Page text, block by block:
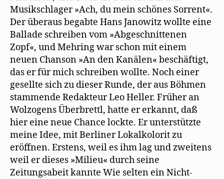
Musikschlager »Ach, du mein schönes Sorrent«.
Der überaus begabte Hans Janowitz wollte eine
Ballade schreiben vom »Abgeschnittenen
Zopf«, und Mehring war schon mit einem
neuen Chanson »An den Kanälen« beschäftigt,
das er für mich schreiben wollte. Noch einer
gesellte sich zu dieser Runde, der aus Böhmen
stammende Redakteur Leo Heller. Früher an
Wolzogens Überbrettl, hatte er erkannt, daß
hier eine neue Chance lockte. Er unterstützte
meine Idee, mit Berliner Lokalkolorit zu
eröffnen. Erstens, weil es ihm lag und zweitens
weil er dieses »Milieu« durch seine
Zeitungsabeit kannte Wie selten ein Nicht-